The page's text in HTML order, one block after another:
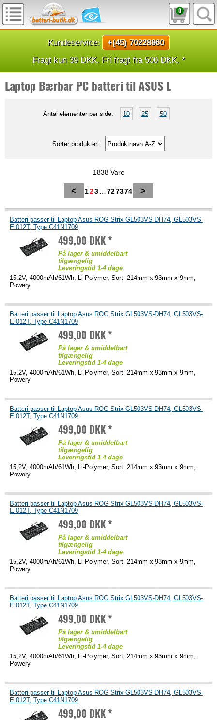
0
Kundeservice:
+(45) 70228860
Fragt kun 39 DKK. Fri fragt fra 500 DKK. *
Laptop Bærbar PC batteri til ASUS L
Antal elementer per side: 10 25 50
Sorter produkter:
1838 Vare
< 123 727374 >
Batteri passer til Laptop Asus ROG Strix GL503VS-DH74, GL503VS-
EI012T, Type C41N1709
499,00 DKK *
På lager & umiddelbart
tilgængelig
Leveringstid 1-4 dage
15,2V, 4000mAh/61Wh, Li-Polymer, Sort, 214mm x 93mm x 9mm,
Powery
Batteri passer til Laptop Asus ROG Strix GL503VS-DH74, GL503VS-
EI012T, Type C41N1709
499,00 DKK *
På lager & umiddelbart
tilgængelig
Leveringstid 1-4 dage
15,2V, 4000mAh/61Wh, Li-Polymer, Sort, 214mm x 93mm x 9mm,
Powery
Batteri passer til Laptop Asus ROG Strix GL503VS-DH74, GL503VS-
EI012T, Type C41N1709
499,00 DKK *
På lager & umiddelbart
tilgængelig
Leveringstid 1-4 dage
15,2V, 4000mAh/61Wh, Li-Polymer, Sort, 214mm x 93mm x 9mm,
Powery
Batteri passer til Laptop Asus ROG Strix GL503VS-DH74, GL503VS-
EI012T, Type C41N1709
499,00 DKK *
På lager & umiddelbart
tilgængelig
Leveringstid 1-4 dage
15,2V, 4000mAh/61Wh, Li-Polymer, Sort, 214mm x 93mm x 9mm,
Powery
Batteri passer til Laptop Asus ROG Strix GL503VS-DH74, GL503VS-
EI012T, Type C41N1709
499,00 DKK *
På lager & umiddelbart
tilgængelig
Leveringstid 1-4 dage
15,2V, 4000mAh/61Wh, Li-Polymer, Sort, 214mm x 93mm x 9mm,
Powery
Batteri passer til Laptop Asus ROG Strix GL503VS-DH74, GL503VS-
EI012T, Type C41N1709
499,00 DKK *